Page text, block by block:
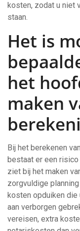
kosten, zodat u niet
staan.
Het is
het
maken
Bij het berekenen
bestaat er een
ziet bij het maken
zorgvuldige
kosten opduiken die
aan verborgen
vereisen, extra